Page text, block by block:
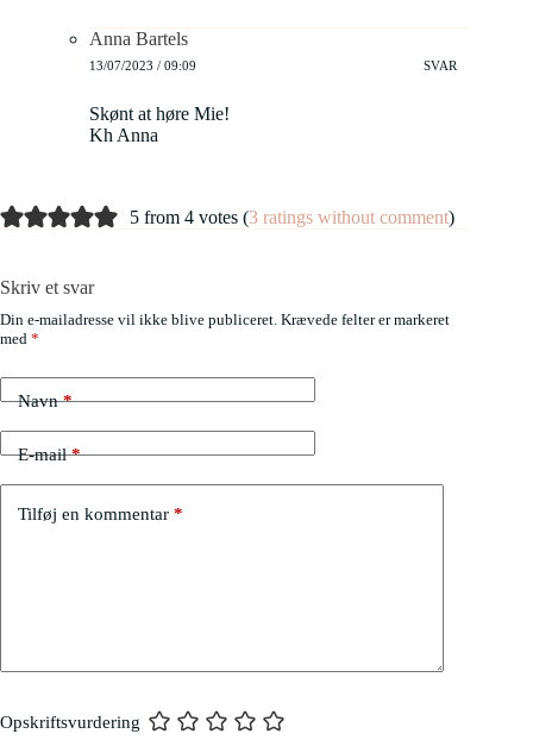
Anna Bartels
13/07/2023 / 09:09 SVAR
Skønt at høre Mie!
Kh Anna
5 from 4 votes (3 ratings without comment)
Skriv et svar
Din e-mailadresse vil ikke blive publiceret. Krævede felter er markeret
med *
Navn*
E-mail*
Tilføj en kommentar *
Opskriftsvurdering